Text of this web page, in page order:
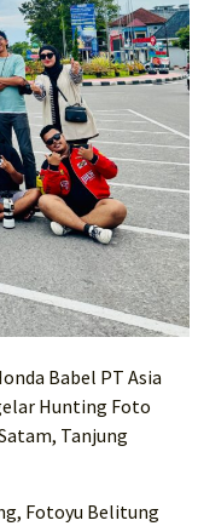
Babel PT Asia
Hunting Foto
Tanjung
Fotoyu Belitung